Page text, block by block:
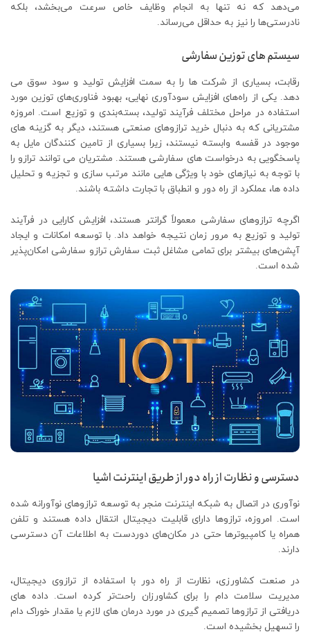
می‌دهد که نه تنها به انجام وظایف خاص سرعت می‌بخشد، بلکه
نادرستی‌ها را نیز به حداقل می‌رساند.
سیستم های توزین سفارشی
رقابت، بسیاری از شرکت ها را به سمت افزایش تولید و سود سوق می
دهد. یکی از راه‌های افزایش سود‌آوری نهایی، بهبود فناوری‌های توزین مورد
استفاده در مراحل مختلف فرآیند تولید، بسته‌بندی و توزیع است. امروزه
مشتریانی که به دنبال خرید ترازوهای صنعتی هستند، دیگر به گزینه های
موجود در قفسه وابسته نیستند، زیرا بسیاری از تامین کنندگان مایل به
پاسخگویی به درخواست های سفارشی هستند. مشتریان می توانند ترازو را
با توجه به نیازهای خود با ویژگی هایی مانند مرتب سازی و تجزیه و تحلیل
داده ها، عملکرد از راه دور و انطباق با تجارت داشته باشند.
اگرچه ترازوهای سفارشی معمولاً گرانتر هستند، افزایش کارایی در فرآیند
تولید و توزیع به مرور زمان نتیجه خواهد داد. با توسعه امکانات و ایجاد
آپشن‌های بیشتر برای تمامی مشاغل ثبت سفارش ترازو سفارشی امکان‌پذیر
شده است.
دسترسی و نظارت از راه دور از طریق اینترنت اشیا
نوآوری در اتصال به شبکه اینترنت منجر به توسعه ترازوهای نوآورانه شده
است. امروزه، ترازوها دارای قابلیت دیجیتال انتقال داده هستند و تلفن
همراه یا کامپیوترها حتی در مكان‌های دوردست به اطلاعات آن دسترسی
دارند.
در صنعت کشاورزی، نظارت از راه دور با استفاده از ترازوی دیجیتال،
مدیریت سلامت دام را برای کشاورزان راحت‌تر کرده است. داده های
دریافتی از ترازوها تصمیم گیری در مورد درمان های لازم یا مقدار خوراک دام
را تسهیل بخشیده است.